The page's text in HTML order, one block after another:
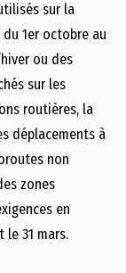
sur la
1er octobre au
ou des
sur les
routières, la
déplacements à
non
zones
en
31 mars.